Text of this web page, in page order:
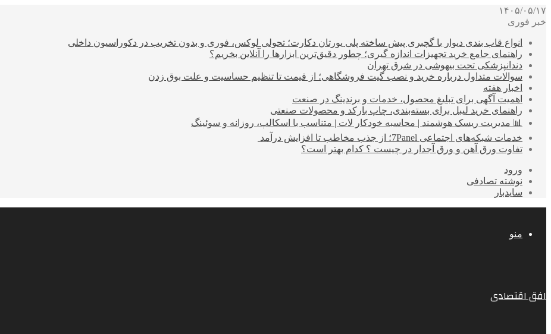
۱۴۰۵/۰۵/۱۷
خبر فوری
انواع قاب بندی دیوار با گچبری پیش ساخته پلی یورتان دکارت؛ تحولی لوکس، فوری و بدون تخریب در دکوراسیون داخلی
راهنمای جامع خرید تجهیزات اندازه گیری؛ چطور دقیق‌ترین ابزارها را آنلاین بخریم؟
دندانپزشکی تحت بیهوشی در شرق تهران
سوالات متداول درباره خرید و نصب گیت فروشگاهی؛ از قیمت تا تنظیم حساسیت و علت بوق زدن
اخبار هفته
اهمیت آگهی برای تبلیغ محصول، خدمات و برندینگ در صنعت
راهنمای خرید لیبل برای بسته‌بندی، چاپ بارکد و محصولات صنعتی
📊 مدیریت ریسک هوشمند | محاسبه خودکار لات | متناسب با اسکالپ، روزانه و سوئینگ
خدمات شبکه‌های اجتماعی 7Panel؛ از جذب مخاطب تا افزایش درآمد
تفاوت ورق آهن و ورق آجدار در چیست ؟ کدام بهتر است؟
ورود
نوشته تصادفی
سایدبار
منو
افق اقتصادی